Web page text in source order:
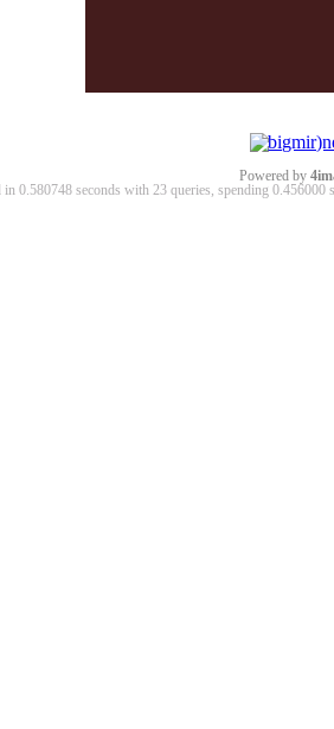
Powered by
in 0.580748 seconds with 23 queries, spending